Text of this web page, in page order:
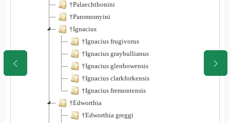
†Palaechthonini
†Paromomyini
†Ignacius
†Ignacius frugivorus
†Ignacius graybullianus
†Ignacius glenbowensis
†Ignacius clarkforkensis
†Ignacius fremontensis
†Edworthia
†Edworthia greggi